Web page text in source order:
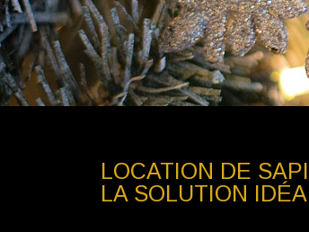
LOCATION DE
LA SOLUTION